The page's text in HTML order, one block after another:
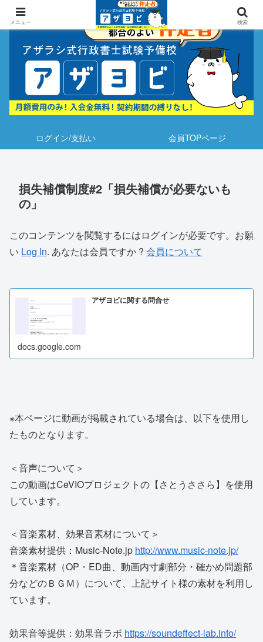
ログイン/支払い 会員TOPページ
損失補償制度#2「損失補償が必要ないも
の」
このコンテンツを閲覧するにはログインが必要です。お願
い Log In. あなたは会員ですか ? 会員について
アザヨビに関する問合せ
docs.google.com
※本ページに動画が掲載されている場合は、以下を使用し
たものとなります。
＜音声について＞
この動画はCeVIOプロジェクトの【さとうささら】を使用
しています。
＜音楽素材、効果音素材について＞
音楽素材提供：Music-Note.jp http://www.music-note.jp/
＊音楽素材（OP・ED曲、動画内寸劇部分・確かめ問題部
分などのＢＧＭ）について、上記サイト様の素材を利用し
ています。
効果音等提供：効果音ラボ https://soundeffect-lab.info/
メニュー 検索